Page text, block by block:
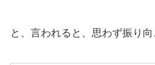
と、言われると、思わず振り向